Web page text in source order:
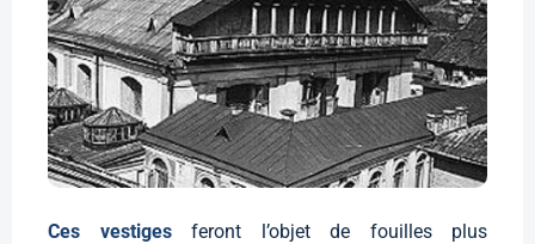
Ces vestiges feront l’objet de fouilles plus